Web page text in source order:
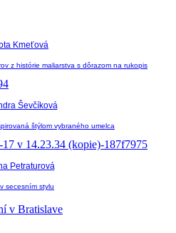
Kmeťová
z histórie maliarstva s dôrazom na rukopis
Ševčíková
štýlom vybraného umelca
Petraturová
secesním stylu
v Bratislave